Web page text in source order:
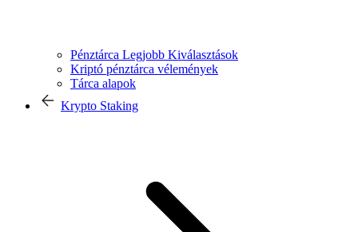
Pénztárca Legjobb Kiválasztások
Kriptó pénztárca vélemények
Tárca alapok
Krypto Staking